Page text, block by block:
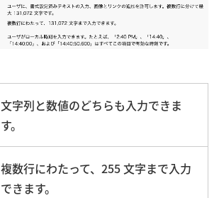
文字列と数値のどちらも入力できま
す。
複数行にわたって、255 文字まで入力
できます。